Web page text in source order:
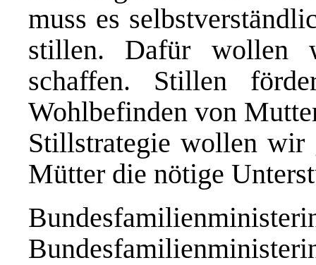
muss es
stillen. Dafür wollen
schaffen. Stillen
Wohlbefinden von
Stillstrategie wollen wir
Mütter die nötige